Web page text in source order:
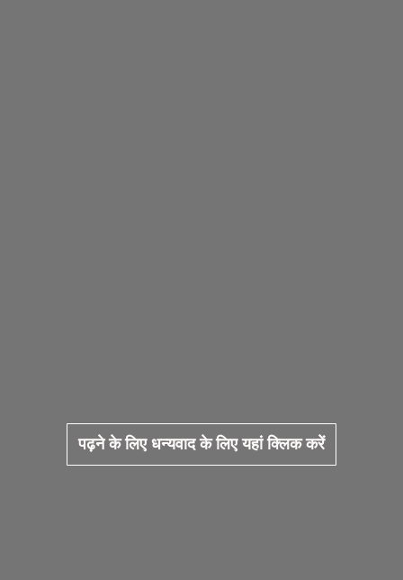
पढ़ने के लिए धन्यवाद के लिए यहां क्लिक करें